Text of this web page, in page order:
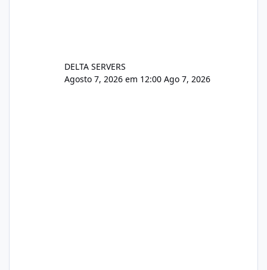
DELTA SERVERS
Agosto 7, 2026 em 12:00 Ago 7, 2026